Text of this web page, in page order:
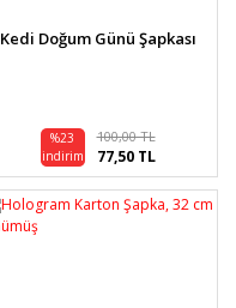
Kedi Doğum Günü Şapkası
%23
indirim
100,00 TL
77,50 TL